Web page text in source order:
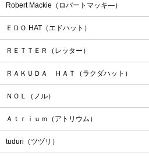
Robert Mackie（ロバートマッキ―）
ＥＤＯ HAT（エドハット）
ＲＥＴＴＥＲ（レッター）
ＲＡＫＵＤＡ ＨＡＴ（ラクダハット）
ＮＯＬ（ノル）
Ａｔｒｉｕｍ（アトリウム）
tuduri（ツヅリ）